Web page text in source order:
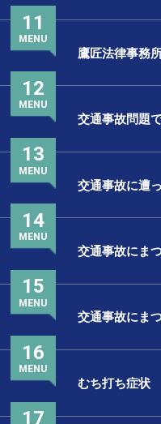
鷹匠法律事務
11
MENU
交通事故問題
12
MENU
交通事故に遭
13
MENU
交通事故にま
14
MENU
交通事故にま
15
MENU
むち打ち症状
16
MENU
17